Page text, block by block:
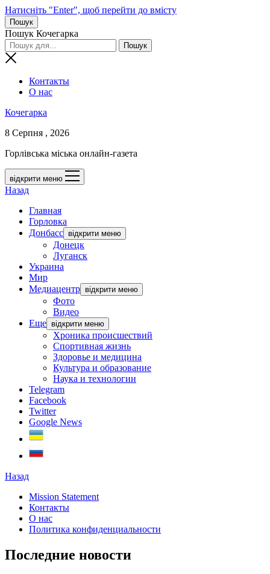
Натисніть "Enter", щоб перейти до вмісту
Пошук
Пошук Кочегарка
Контакты
О нас
Кочегарка
8 Серпня , 2026
Горлівська міська онлайн-газета
відкрити меню
Назад
Главная
Горловка
Донбасс відкрити меню
Донецк
Луганск
Украина
Мир
Медиацентр відкрити меню
Фото
Видео
Еще відкрити меню
Хроника происшествий
Спортивная жизнь
Здоровье и медицина
Культура и образование
Наука и технологии
Telegram
Facebook
Twitter
Google News
Назад
Mission Statement
Контакты
О нас
Политика конфиденциальности
Последние новости